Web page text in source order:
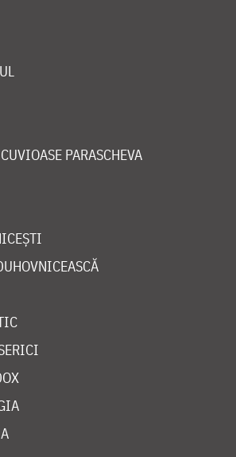
PARASCHEVA